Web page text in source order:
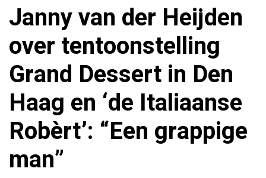
Janny van der Heijden
over tentoonstelling
Grand Dessert in Den
Haag en ‘de Italiaanse
Robèrt’: “Een grappige
man”